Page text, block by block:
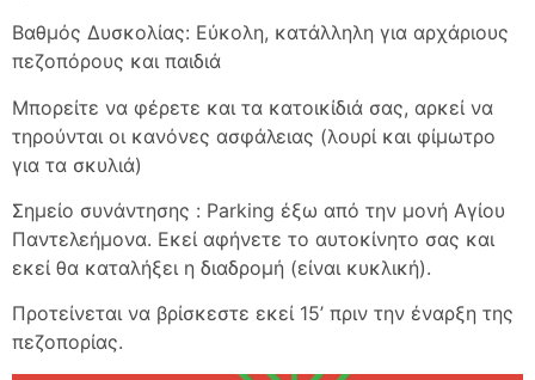
Βαθμός Δυσκολίας: Εύκολη, κατάλληλη για αρχάριους
πεζοπόρους και παιδιά
Μπορείτε να φέρετε και τα κατοικίδιά σας, αρκεί να
τηρούνται οι κανόνες ασφάλειας (λουρί και φίμωτρο
για τα σκυλιά)
Σημείο συνάντησης : Parking έξω από την μονή Αγίου
Παντελεήμονα. Εκεί αφήνετε το αυτοκίνητο σας και
εκεί θα καταλήξει η διαδρομή (είναι κυκλική).
Προτείνεται να βρίσκεστε εκεί 15’ πριν την έναρξη της
πεζοπορίας.